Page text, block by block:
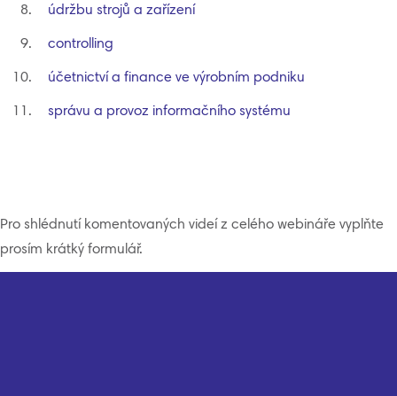
údržbu strojů a zařízení
controlling
účetnictví a finance ve výrobním podniku
správu a provoz informačního systému
Pro shlédnutí komentovaných videí z celého webináře vyplňte
prosím krátký formulář.